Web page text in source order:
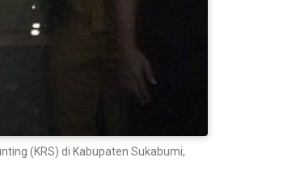
(KRS) di Kabupaten Sukabumi,